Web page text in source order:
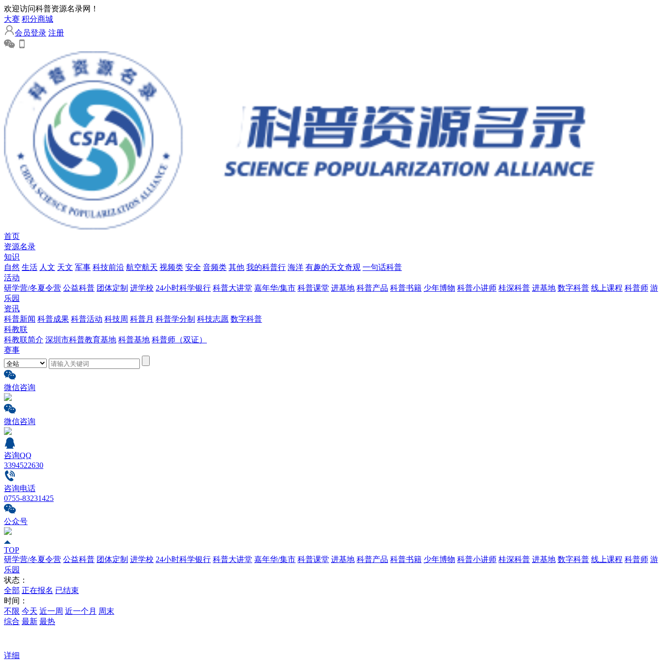
欢迎访问科普资源名录网！
大赛 积分商城
会员登录 注册
首页
资源名录
知识
自然 生活 人文 天文 军事 科技前沿 航空航天 视频类 安全 音频类 其他 我的科普行 海洋 有趣的天文奇观 一句话科普
活动
研学营/冬夏令营 公益科普 团体定制 进学校 24小时科学银行 科普大讲堂 嘉年华/集市 科普课堂 进基地 科普产品 科普书籍 少年博物 科普小讲师 桂深科普 进基地 数字科普 线上课程 科普师 游
乐园
资讯
科普新闻 科普成果 科普活动 科技周 科普月 科普学分制 科技志愿 数字科普
科教联
科教联简介 深圳市科普教育基地 科普基地 科普师（双证）
赛事
微信咨询
微信咨询
咨询QQ
3394522630
咨询电话
0755-83231425
公众号
TOP
研学营/冬夏令营 公益科普 团体定制 进学校 24小时科学银行 科普大讲堂 嘉年华/集市 科普课堂 进基地 科普产品 科普书籍 少年博物 科普小讲师 桂深科普 进基地 数字科普 线上课程 科普师 游
乐园
状态：
全部 正在报名 已结束
时间：
不限 今天 近一周 近一个月 周末
综合 最新 最热
详细